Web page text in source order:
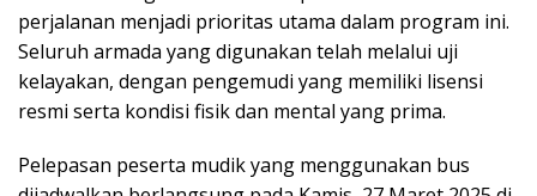
perjalanan menjadi prioritas utama dalam program ini.
Seluruh armada yang digunakan telah melalui uji
kelayakan, dengan pengemudi yang memiliki lisensi
resmi serta kondisi fisik dan mental yang prima.
Pelepasan peserta mudik yang menggunakan bus